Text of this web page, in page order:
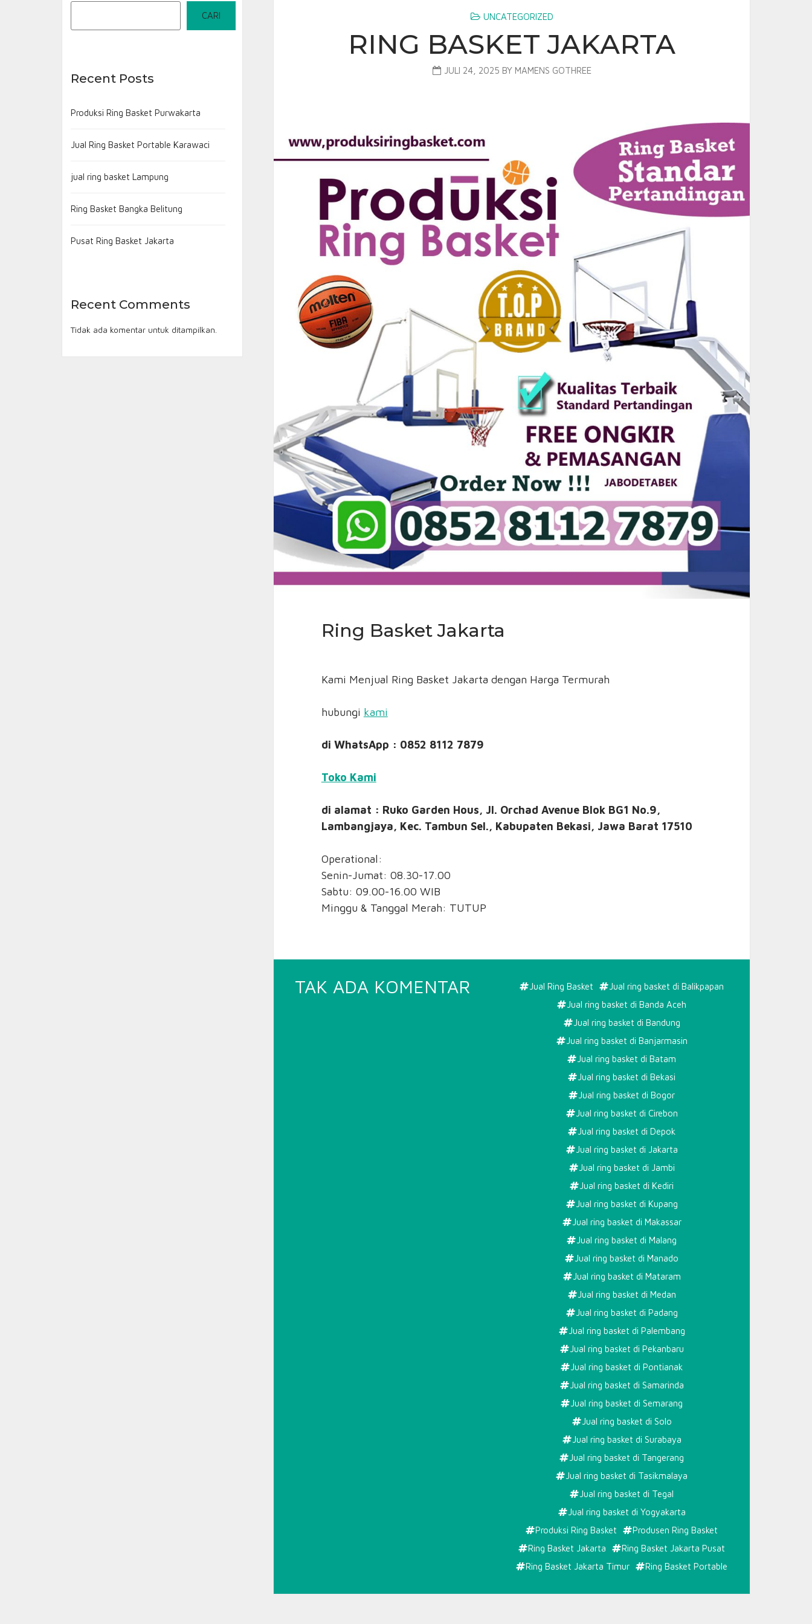
UNCATEGORIZED
RING BASKET JAKARTA
JULI 24, 2025 BY MAMENS GOTHREE
Ring Basket Jakarta
Kami Menjual Ring Basket Jakarta dengan Harga Termurah
hubungi kami
di WhatsApp : 0852 8112 7879
Toko Kami
di alamat : Ruko Garden Hous, Jl. Orchad Avenue Blok BG1 No.9,
Lambangjaya, Kec. Tambun Sel., Kabupaten Bekasi, Jawa Barat 17510
Operational:
Senin-Jumat: 08.30-17.00
Sabtu: 09.00-16.00 WIB
Minggu & Tanggal Merah: TUTUP
TAK ADA KOMENTAR Jual Ring Basket
Jual ring basket di Balikpapan
Jual ring basket di Banda Aceh
Jual ring basket di Bandung
Jual ring basket di Banjarmasin
Jual ring basket di Batam
Jual ring basket di Bekasi
Jual ring basket di Bogor
Jual ring basket di Cirebon
Jual ring basket di Depok
Jual ring basket di Jakarta
Jual ring basket di Jambi
Jual ring basket di Kediri
Jual ring basket di Kupang
Jual ring basket di Makassar
Jual ring basket di Malang
Jual ring basket di Manado
Jual ring basket di Mataram
Jual ring basket di Medan
Jual ring basket di Padang
Jual ring basket di Palembang
Jual ring basket di Pekanbaru
Jual ring basket di Pontianak
Jual ring basket di Samarinda
Jual ring basket di Semarang
Jual ring basket di Solo
Jual ring basket di Surabaya
Jual ring basket di Tangerang
Jual ring basket di Tasikmalaya
Jual ring basket di Tegal
Jual ring basket di Yogyakarta
Produksi Ring Basket
Produsen Ring Basket
Ring Basket Jakarta
Ring Basket Jakarta Pusat
Ring Basket Jakarta Timur
Ring Basket Portable
CARI
Recent Posts
Produksi Ring Basket Purwakarta
Jual Ring Basket Portable Karawaci
jual ring basket Lampung
Ring Basket Bangka Belitung
Pusat Ring Basket Jakarta
Recent Comments
Tidak ada komentar untuk ditampilkan.